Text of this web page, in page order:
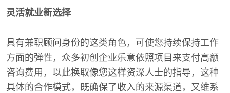
灵活就业新选择
具有兼职顾问身份的这类角色，可使您持续保持工作
方面的弹性，众多初创企业乐意依照项目来支付高额
咨询费用，以此换取像您这样资深人士的指导，这种
具体的合作模式，既确保了收入的来源渠道，又维系